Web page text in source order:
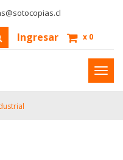
Ingresar x 0